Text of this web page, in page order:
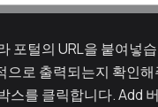
포털의 URL을 붙여넣
으로 출력되는지 확인해
스를 클릭합니다. Add